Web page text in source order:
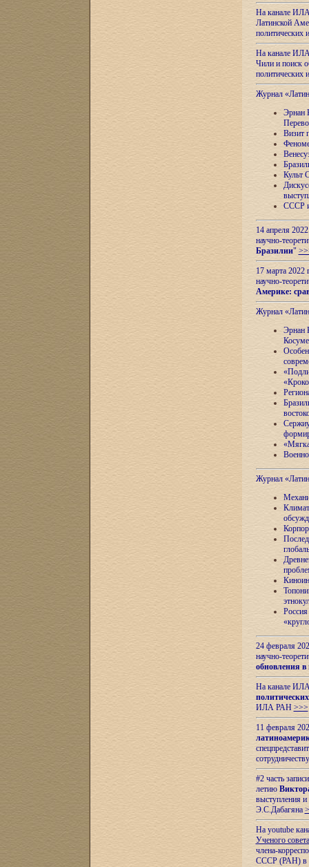
На канале
Латинской
На канале
Чили и поиск
Журнал
Эрнан
Визит
Культ
СССР и
14 апреля
научно-
Бразилии"
17 марта 2022
научно-
Америке:
Журнал
Эрнан
Журнал
24 февраля
научно-
обновления в
На канале
ИЛА РАН >>>
11 февраля
#2 часть
летию
выступления
Э.С.Дабагяна
На youtube
Ученого
члена-
СССР (РАН) в